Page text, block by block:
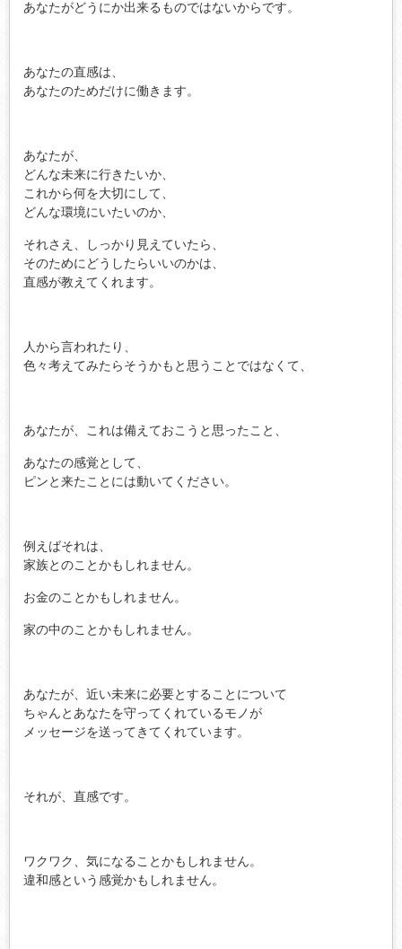
あなたがどうにか出来るものではないからです。
あなたの直感は、
あなたのためだけに働きます。
あなたが、
どんな未来に行きたいか、
これから何を大切にして、
どんな環境にいたいのか、
それさえ、しっかり見えていたら、
そのためにどうしたらいいのかは、
直感が教えてくれます。
人から言われたり、
色々考えてみたらそうかもと思うことではなくて、
あなたが、これは備えておこうと思ったこと、
あなたの感覚として、
ピンと来たことには動いてください。
例えばそれは、
家族とのことかもしれません。
お金のことかもしれません。
家の中のことかもしれません。
あなたが、近い未来に必要とすることについて
ちゃんとあなたを守ってくれているモノが
メッセージを送ってきてくれています。
それが、直感です。
ワクワク、気になることかもしれません。
違和感という感覚かもしれません。